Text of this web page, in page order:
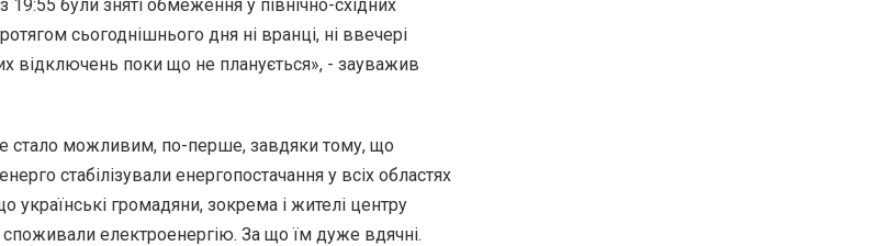
були зняті обмеження у північно-східних
сьогоднішнього дня ні вранці, ні ввечері
відключень поки що не планується», - зауважив
стало можливим, по-перше, завдяки тому, що
стабілізували енергопостачання у всіх областях
українські громадяни, зокрема і жителі центру
електроенергію. За що їм дуже вдячні.